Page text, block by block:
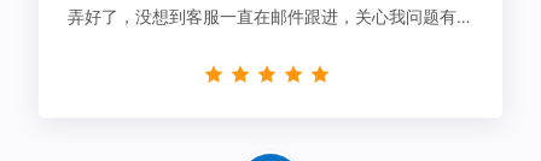
弄好了，没想到客服一直在邮件跟进，关心我问题有没